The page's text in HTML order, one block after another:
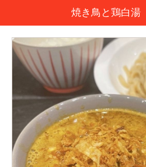
焼き鳥と鶏白